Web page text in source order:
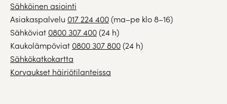
Sähköinen asiointi
Asiakaspalvelu 017 224 400(ma–pe klo 8–16)
Sähköviat 0800 307 400(24 h)
Kaukolämpöviat 0800 307 800(24 h)
Sähkökatkokartta
Korvaukset häiriötilanteissa